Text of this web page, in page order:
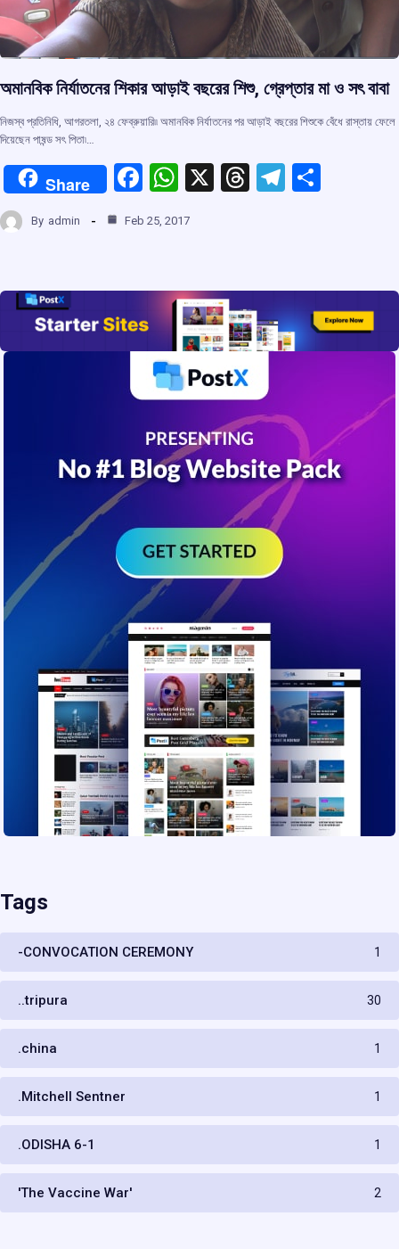
অমানবিক নির্যাতনের শিকার আড়াই বছরের শিশু, গ্রেপ্তার মা ও সৎ বাবা
নিজস্ব প্রতিনিধি, আগরতলা, ২৪ ফেব্রুয়ারি৷৷ অমানবিক নির্যাতনের পর আড়াই বছরের শিশুকে বেঁধে রাস্তায় ফেলে
দিয়েছেন পাষন্ড সৎ পিতা৷…
Share
F
ce
o
o
k
W
at
A
p
p
X
T
d
s
T
a
m
By admin Feb 25, 2017
Tags
-CONVOCATION CEREMONY 1
..tripura 30
.china 1
.Mitchell Sentner 1
.ODISHA 6-1 1
'The Vaccine War' 2